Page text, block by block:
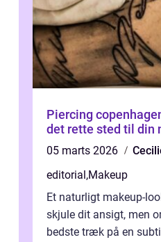
Piercing copenhagen sådan vælger
det rette sted til din
05 marts 2026
editorial,Makeup
Et naturligt makeup-
skjule dit ansigt, men
bedste træk på en